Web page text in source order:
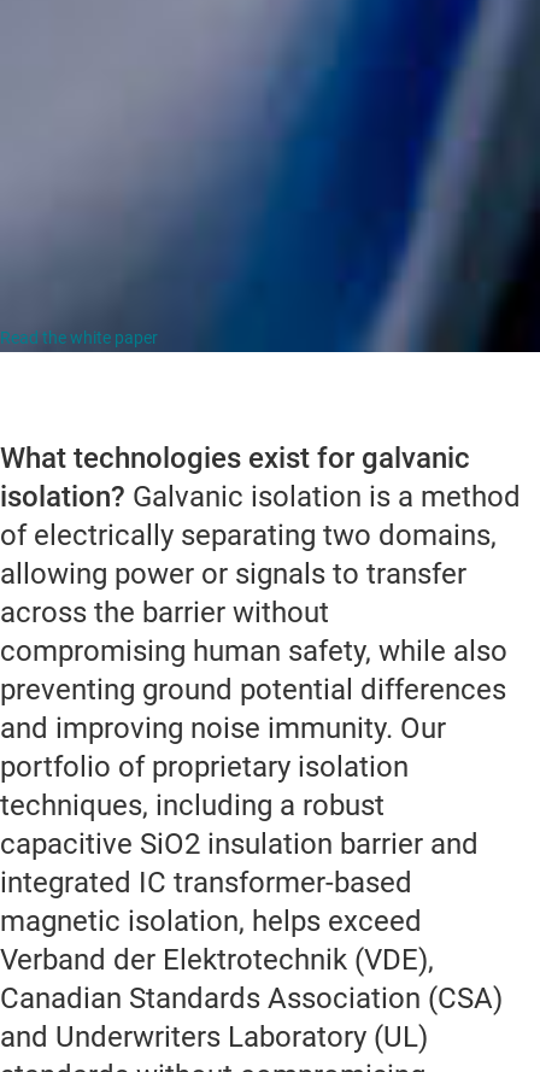
Read the white paper
What technologies exist for galvanic
isolation? Galvanic isolation is a method
of electrically separating two domains,
allowing power or signals to transfer
across the barrier without
compromising human safety, while also
preventing ground potential differences
and improving noise immunity. Our
portfolio of proprietary isolation
techniques, including a robust
capacitive SiO2 insulation barrier and
integrated IC transformer-based
magnetic isolation, helps exceed
Verband der Elektrotechnik (VDE),
Canadian Standards Association (CSA)
and Underwriters Laboratory (UL)